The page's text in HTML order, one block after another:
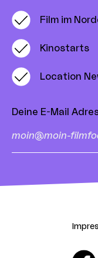
Film im
Kinostarts
Location
Deine E-Mail